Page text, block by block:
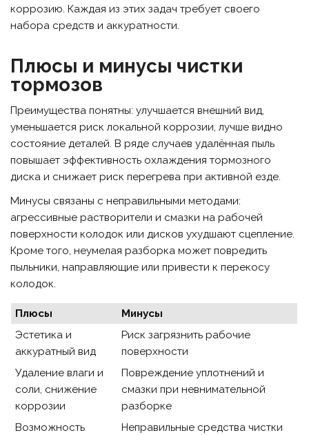
коррозию. Каждая из этих задач требует своего
набора средств и аккуратности.
Плюсы и минусы чистки
тормозов
Преимущества понятны: улучшается внешний вид,
уменьшается риск локальной коррозии, лучше видно
состояние деталей. В ряде случаев удалённая пыль
повышает эффективность охлаждения тормозного
диска и снижает риск перегрева при активной езде.
Минусы связаны с неправильными методами:
агрессивные растворители и смазки на рабочей
поверхности колодок или дисков ухудшают сцепление.
Кроме того, неумелая разборка может повредить
пыльники, направляющие или привести к перекосу
колодок.
Плюсы
Минусы
Эстетика и
аккуратный вид
Риск загрязнить рабочие
поверхности
Удаление влаги и
соли, снижение
коррозии
Повреждение уплотнений и
смазки при невнимательной
разборке
Возможность
Неправильные средства чистки